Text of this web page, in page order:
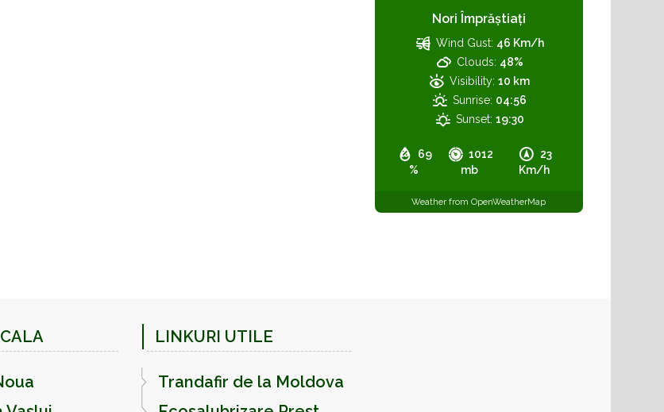
Nori Împrăștiați
69
%
1012
mb
23
Km/h
Wind Gust: 46 Km/h
Clouds: 48%
Visibility: 10 km
Sunrise: 04:56
Sunset: 19:30
Weather from OpenWeatherMap
LINKURI UTILE
Trandafir de la Moldova